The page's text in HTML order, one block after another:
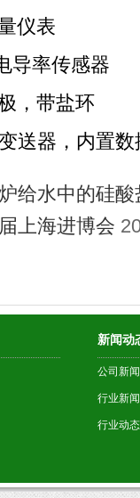
仪表
导率传感器
，带盐环
送器，内置
给水中的硅
上海进博会
新闻动
公司新闻
行业新闻
行业动态